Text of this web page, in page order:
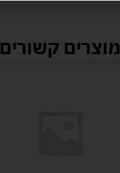
מוצרים קשורים